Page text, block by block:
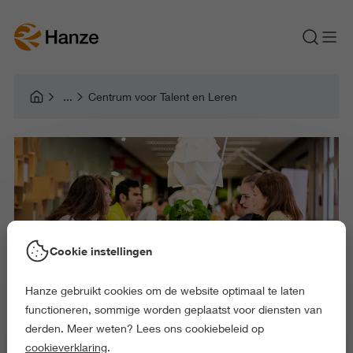
Centrum voor Talent en Leren
Cookie instellingen
Hanze gebruikt cookies om de website optimaal te laten
functioneren, sommige worden geplaatst voor diensten van
derden. Meer weten? Lees ons cookiebeleid op
cookieverklaring.